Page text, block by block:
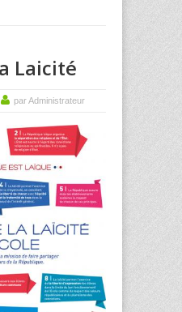
Laicité
par Administrateur